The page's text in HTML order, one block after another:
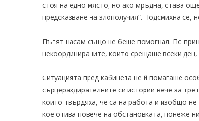
стоя на едно място, но ако мръдна, става
предсказване на злополучия“. Подсмихна
Пътят насам също не беше помогнал. По
некоординираните, които срещаше всеки
Ситуацията пред кабинета не й помагаше
сърцераздирателните си истории вече за
които твърдяха, че са на работа и изобщо
кое отива повече на обстановката, понеже